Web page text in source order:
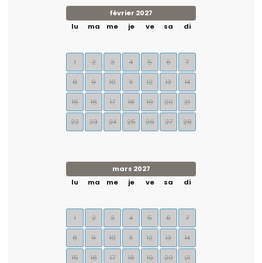
février 2027
lu
ma me je ve sa di
1 2 3 4 5 6 7
8 9 10 11 12 13 14
15 16 17 18 19 20 21
22 23 24 25 26 27 28
mars 2027
lu
ma me je ve sa di
1 2 3 4 5 6 7
8 9 10 11 12 13 14
15 16 17 18 19 20 21